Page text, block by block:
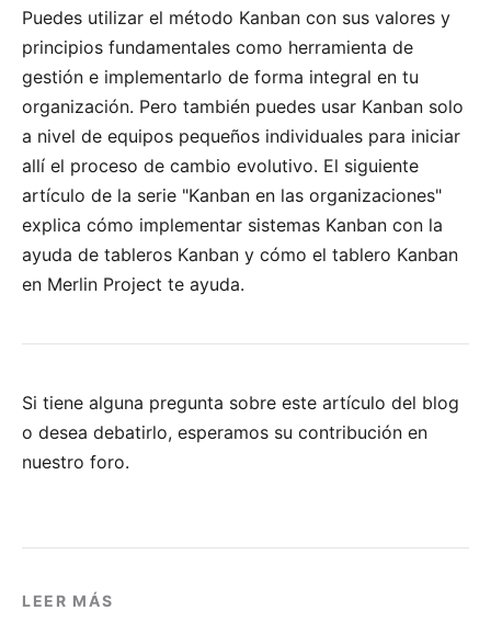
Puedes utilizar el método Kanban con sus valores y
principios fundamentales como herramienta de
gestión e implementarlo de forma integral en tu
organización. Pero también puedes usar Kanban solo
a nivel de equipos pequeños individuales para iniciar
allí el proceso de cambio evolutivo. El siguiente
artículo de la serie "Kanban en las organizaciones"
explica cómo implementar sistemas Kanban con la
ayuda de tableros Kanban y cómo el tablero Kanban
en Merlin Project te ayuda.
Si tiene alguna pregunta sobre este artículo del blog
o desea debatirlo, esperamos su contribución en
nuestro foro.
LEER MÁS